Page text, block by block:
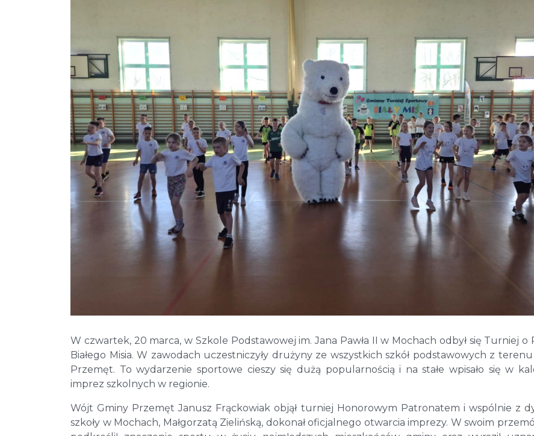
W czwartek, 20 marca, w Szkole Podstawowej im. Jana Pawła II w Mochach odbył się Turniej o
Białego Misia. W zawodach uczestniczyły drużyny ze wszystkich szkół podstawowych z
Przemęt. To wydarzenie sportowe cieszy się dużą popularnością i na stałe wpisało się w
imprez szkolnych w regionie.
Wójt Gminy Przemęt Janusz Frąckowiak objął turniej Honorowym Patronatem i wspólnie z
szkoły w Mochach, Małgorzatą Zielińską, dokonał oficjalnego otwarcia imprezy. W swoim